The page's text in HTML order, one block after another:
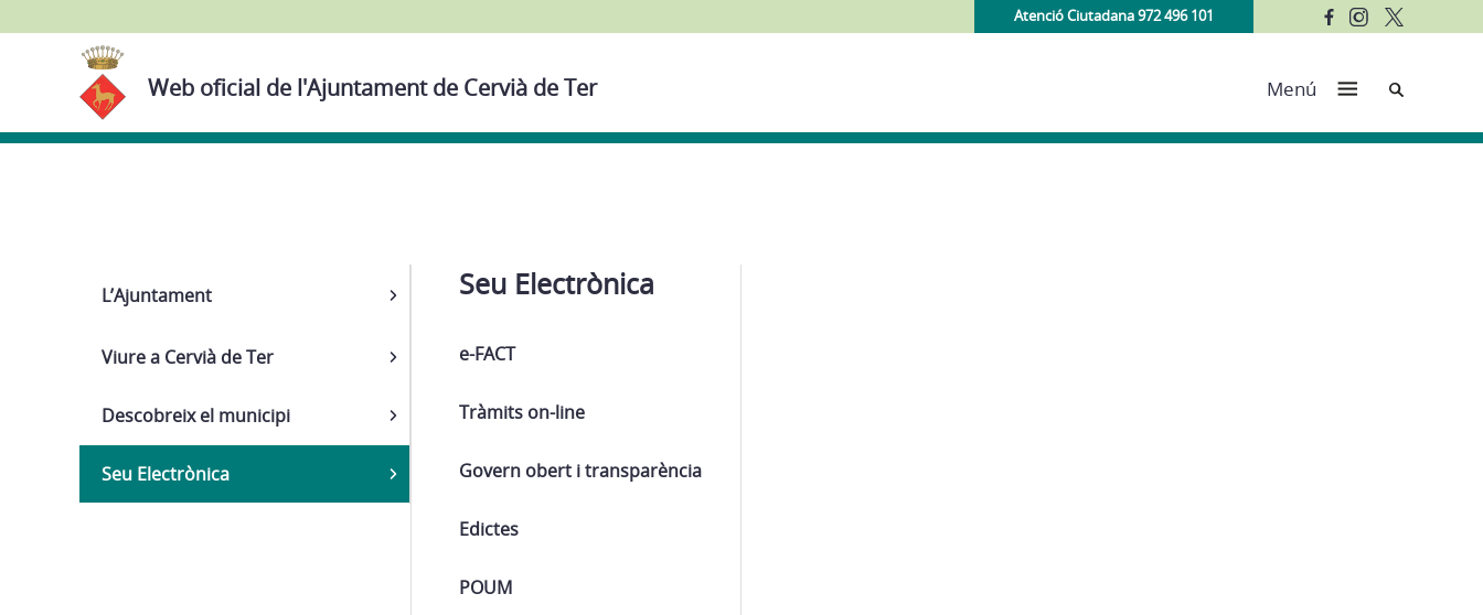
Atenció Ciutadana 972 496 101
Web oficial de l'Ajuntament de Cervià de Ter Menú Cerca
Navega
L’Ajuntament
Viure a Cervià de Ter
Descobreix el municipi
Seu Electrònica
Seu Electrònica
e-FACT
Tràmits on-line
Govern obert i transparència
Edictes
POUM